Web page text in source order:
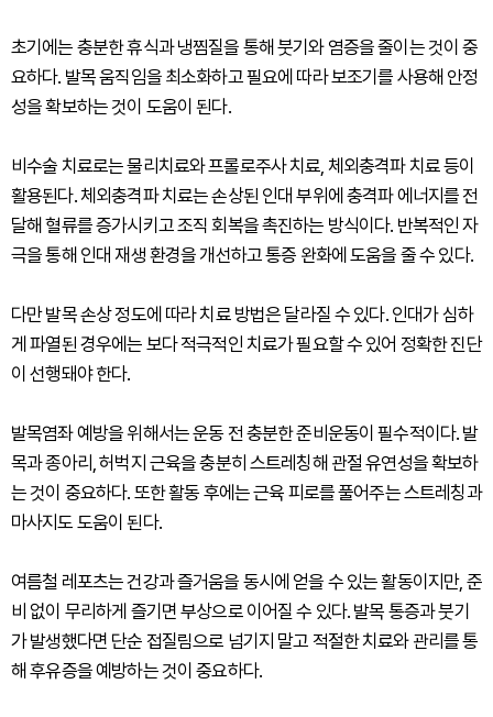
초기에는 충분한 휴식과 냉찜질을 통해 붓기와 염증을 줄이는 것이 중
요하다. 발목 움직임을 최소화하고 필요에 따라 보조기를 사용해 안정
성을 확보하는 것이 도움이 된다.
비수술 치료로는 물리치료와 프롤로주사 치료, 체외충격파 치료 등이
활용된다. 체외충격파 치료는 손상된 인대 부위에 충격파 에너지를 전
달해 혈류를 증가시키고 조직 회복을 촉진하는 방식이다. 반복적인 자
극을 통해 인대 재생 환경을 개선하고 통증 완화에 도움을 줄 수 있다.
다만 발목 손상 정도에 따라 치료 방법은 달라질 수 있다. 인대가 심하
게 파열된 경우에는 보다 적극적인 치료가 필요할 수 있어 정확한 진단
이 선행돼야 한다.
발목염좌 예방을 위해서는 운동 전 충분한 준비운동이 필수적이다. 발
목과 종아리, 허벅지 근육을 충분히 스트레칭해 관절 유연성을 확보하
는 것이 중요하다. 또한 활동 후에는 근육 피로를 풀어주는 스트레칭과
마사지도 도움이 된다.
여름철 레포츠는 건강과 즐거움을 동시에 얻을 수 있는 활동이지만, 준
비 없이 무리하게 즐기면 부상으로 이어질 수 있다. 발목 통증과 붓기
가 발생했다면 단순 접질림으로 넘기지 말고 적절한 치료와 관리를 통
해 후유증을 예방하는 것이 중요하다.